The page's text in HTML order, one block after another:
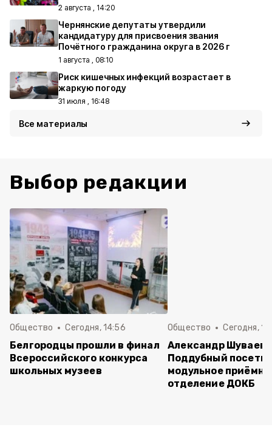
2 августа , 14:20
Чернянские депутаты утвердили
кандидатуру для присвоения звания
Почётного гражданина округа в 2026 г
1 августа , 08:10
Риск кишечных инфекций возрастает в
жаркую погоду
31 июля , 16:48
Все материалы
Выбор редакции
Общество Сегодня, 14:56
Белгородцы прошли в финал
Всероссийского конкурса
школьных музеев
Общество Сегодня,
Александр Шуваев
Поддубный
модульное
отделение ДОКБ